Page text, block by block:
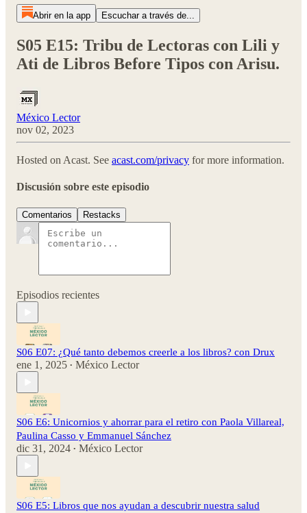
Abrir en la app Escuchar a través de...
S05 E15: Tribu de Lectoras con Lili y
Ati de Libros Before Tipos con Arisu.
México Lector
nov 02, 2023
Hosted on Acast. See acast.com/privacy for more information.
Discusión sobre este episodio
Comentarios Restacks
Episodios recientes
S06 E07: ¿Qué tanto debemos creerle a los libros? con Drux
ene 1, 2025 • México Lector
S06 E6: Unicornios y ahorrar para el retiro con Paola Villareal,
Paulina Casso y Emmanuel Sánchez
dic 31, 2024 • México Lector
S06 E5: Libros que nos ayudan a descubrir nuestra salud